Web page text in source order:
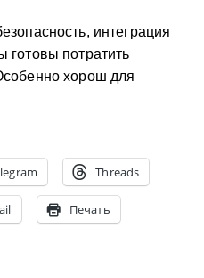
интеграция
готовы потратить
хорош для
Threads
Печать